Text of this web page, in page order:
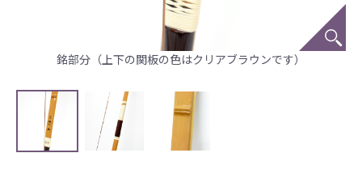
銘部分（上下の関板の色はクリアブラウンです）